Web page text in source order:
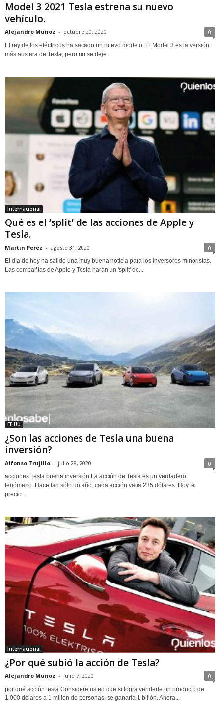
Model 3 2021 Tesla estrena su nuevo
vehículo.
Alejandro Munoz - octubre 20, 2020 0
El rey de los eléctricos ha sacado un nuevo modelo. El Model 3 es la versión
más austera de Tesla, pero no se deje...
Internacional
Qué es el ‘split’ de las acciones de Apple y
Tesla.
Martin Perez - agosto 31, 2020 0
El día de hoy ha salido una muy buena noticia para los inversores minoristas.
Las compañías de Apple y Tesla harán un 'split' de...
EE.UU
¿Son las acciones de Tesla una buena
inversión?
Alfonso Trujillo - julio 28, 2020 0
acciones Tesla buena inversión La acción de Tesla es un verdadero
fenómeno. Hace tan sólo un año, cada acción valía 235 dólares. Hoy, el
precio...
Internacional
¿Por qué subió la acción de Tesla?
Alejandro Munoz - julio 7, 2020 0
por qué acción tesla Considere usted que si logra venderle un producto de
1.000 dólares a 1 millón de personas, se ganaría 1 billón. Ahora...